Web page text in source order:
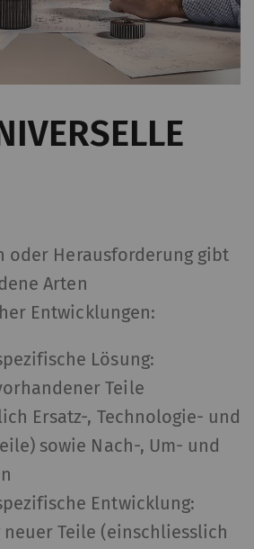
oder Herausforderung gibt
Arten
Entwicklungen:
Lösung:
Teile
Ersatz-, Technologie- und
sowie Nach-, Um- und
Entwicklung:
neuer Teile (einschliesslich